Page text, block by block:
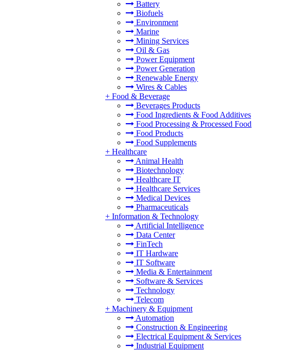
Battery
Biofuels
Environment
Marine
Mining Services
Oil & Gas
Power Equipment
Power Generation
Renewable Energy
Wires & Cables
+ Food & Beverage
Beverages Products
Food Ingredients & Food Additives
Food Processing & Processed Food
Food Products
Food Supplements
+ Healthcare
Animal Health
Biotechnology
Healthcare IT
Healthcare Services
Medical Devices
Pharmaceuticals
+ Information & Technology
Artificial Intelligence
Data Center
FinTech
IT Hardware
IT Software
Media & Entertainment
Software & Services
Technology
Telecom
+ Machinery & Equipment
Automation
Construction & Engineering
Electrical Equipment & Services
Industrial Equipment